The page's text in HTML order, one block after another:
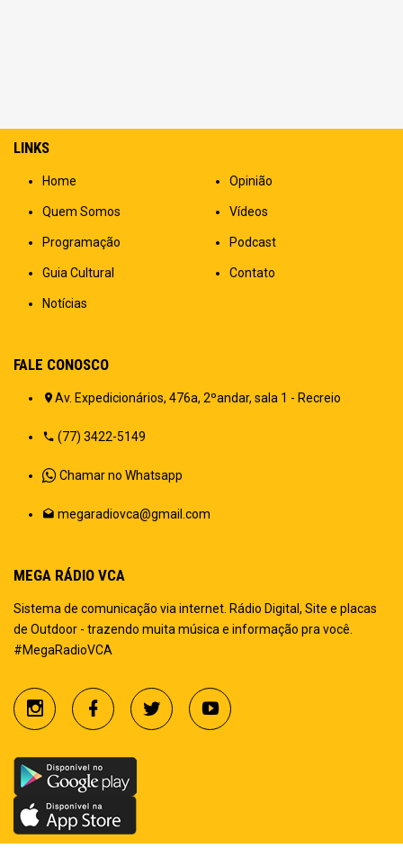
LINKS
Home
Quem Somos
Programação
Guia Cultural
Notícias
Opinião
Vídeos
Podcast
Contato
FALE CONOSCO
Av. Expedicionários, 476a, 2ºandar, sala 1 - Recreio
(77) 3422-5149
Chamar no Whatsapp
megaradiovca@gmail.com
MEGA RÁDIO VCA
Sistema de comunicação via internet. Rádio Digital, Site e placas
de Outdoor - trazendo muita música e informação pra você.
#MegaRadioVCA